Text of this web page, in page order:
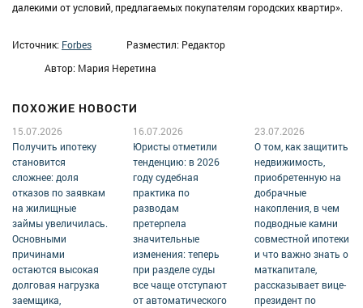
далекими от условий, предлагаемых покупателям городских квартир».
Источник: Forbes
Разместил: Редактор
Автор: Мария Неретина
ПОХОЖИЕ НОВОСТИ
15.07.2026
Получить ипотеку
становится
сложнее: доля
отказов по заявкам
на жилищные
займы увеличилась.
Основными
причинами
остаются высокая
долговая нагрузка
заемщика,
16.07.2026
Юристы отметили
тенденцию: в 2026
году судебная
практика по
разводам
претерпела
значительные
изменения: теперь
при разделе суды
все чаще отступают
от автоматического
23.07.2026
О том, как защитить
недвижимость,
приобретенную на
добрачные
накопления, в чем
подводные камни
совместной ипотеки
и что важно знать о
маткапитале,
рассказывает вице-
президент по